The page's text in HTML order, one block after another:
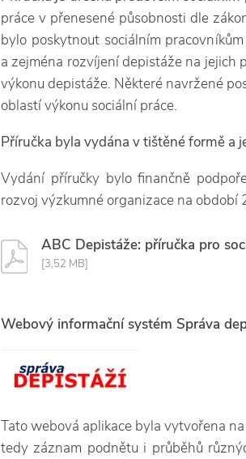
práce v přenesené působnosti dle
bylo poskytnout sociálním
a zejména rozvíjení depistáže na jejich
výkonu depistáže. Některé navržené
oblastí výkonu sociální práce.
Příručka byla vydána v tištěné formě a
Vydání příručky bylo finančně
rozvoj výzkumné organizace na období
ABC Depistáže: příručka pro
[3,52 MB]
Webový informační systém Správa
Tato webová aplikace byla vytvořena
tedy záznam podnětu i průběhů